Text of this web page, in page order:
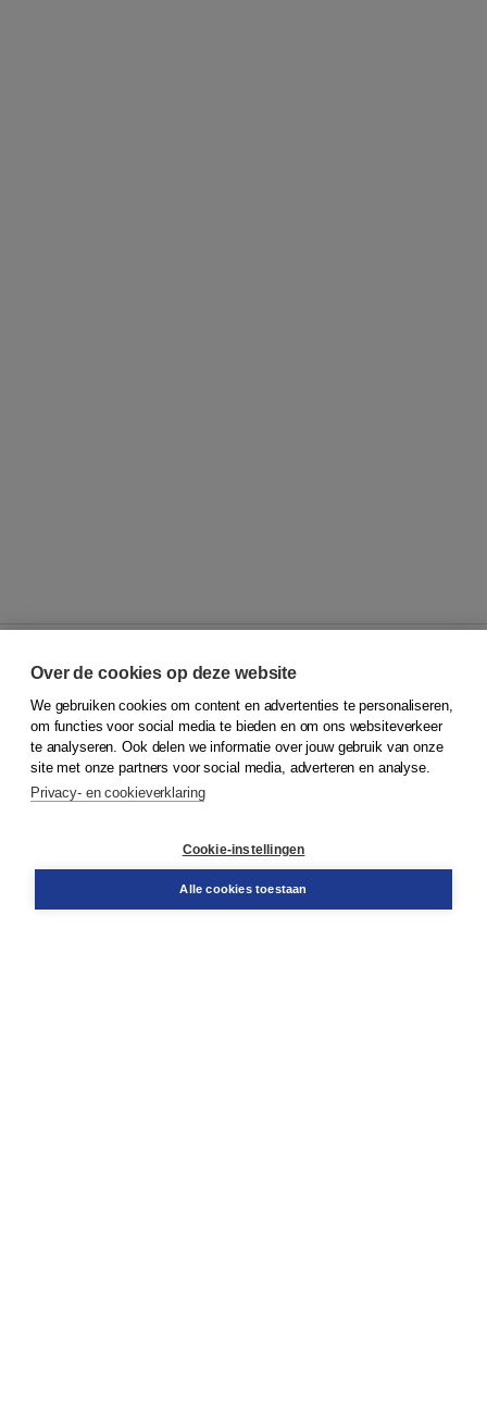
© 2026Koninklijke Boom uitgevers
Klantenservice
Service & informatie
Contact
Over de cookies op deze website
We gebruiken cookies om content en advertenties te personaliseren,
om functies voor social media te bieden en om ons websiteverkeer
te analyseren. Ook delen we informatie over jouw gebruik van onze
site met onze partners voor social media, adverteren en analyse.
Privacy- en cookieverklaring
Cookie-instellingen
Alle cookies toestaan